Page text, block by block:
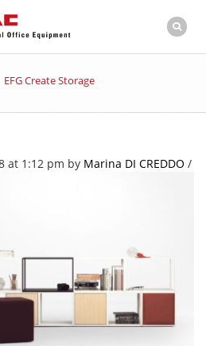
EFG Create Storage
at 1:12 pm by Marina DI CREDDO /